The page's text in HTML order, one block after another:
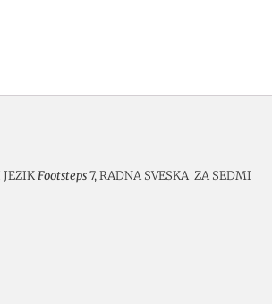
JEZIKFootsteps7, RADNA SVESKA ZA SEDMI